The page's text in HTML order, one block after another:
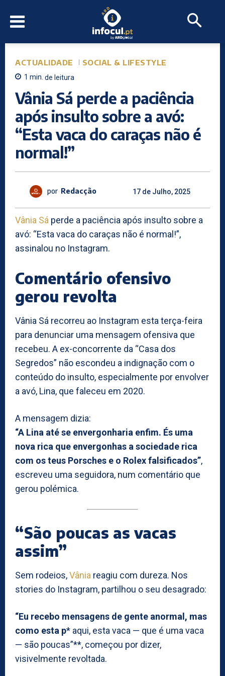
ACTUALIDADE SOCIAL & LIFESTYLE
1 min. de leitura
Vânia Sá perde a paciência
após insulto sobre a avó:
“Esta vaca do caraças não é
normal!”
por Redacção 17 de Julho, 2025
Vânia Sá perde a paciência após insulto sobre a
avó: “Esta vaca do caraças não é normal!”,
assinalou no Instagram.
Comentário ofensivo
gerou revolta
Vânia Sá recorreu ao Instagram esta terça-feira
para denunciar uma mensagem ofensiva que
recebeu. A ex-concorrente da “Casa dos
Segredos” não escondeu a indignação com o
conteúdo do insulto, especialmente por envolver
a avó, Lina, que faleceu em 2020.
A mensagem dizia:
“A Lina até se envergonharia enfim. És uma
nova rica que envergonhas a sociedade rica
com os teus Porsches e o Rolex falsificados”,
escreveu uma seguidora, num comentário que
gerou polémica.
“São poucas as vacas
assim”
Sem rodeios,Vânia reagiu com dureza. Nos
stories do Instagram, partilhou o seu desagrado:
“Eu recebo mensagens de gente anormal, mas
como esta p* aqui, esta vaca — que é uma vaca
— são poucas”**, começou por dizer,
visivelmente revoltada.